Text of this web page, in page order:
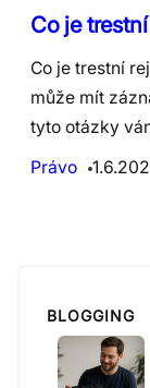
Co je
Co je trestní
může mít
tyto otázky
Právo
BLOGGING